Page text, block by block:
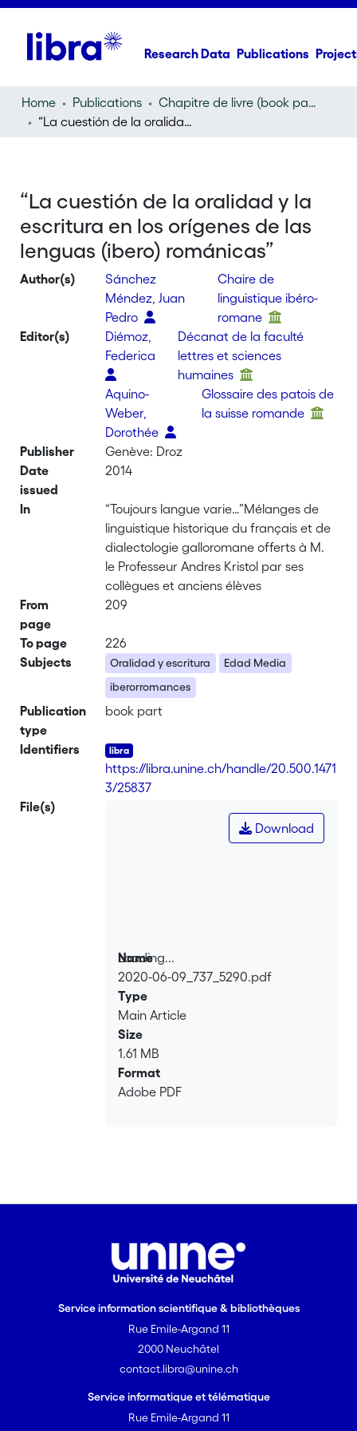
Research Data Publications
Home Publications
Chapitre de livre (book part)
“La cuestión de la oralidad y la escritura en los orígenes de las lenguas (ibero) románicas”
“La cuestión de la oralidad y la
escritura en los orígenes de las
lenguas (ibero) románicas”
Author(s)
Sánchez
Méndez, Juan
Pedro
Chaire de
linguistique ibéro-
romane
Editor(s)
Diémoz,
Federica
Décanat de la faculté
lettres et sciences
humaines
Aquino-
Weber,
Dorothée
Glossaire des patois de
la suisse romande
Publisher
Genève: Droz
Date
issued
2014
In
“Toujours langue varie…”Mélanges de
linguistique historique du français et de
dialectologie galloromane offerts à M.
le Professeur Andres Kristol par ses
collègues et anciens élèves
From
page
209
To page
226
Subjects
Oralidad y escritura
Edad Media
iberorromances
Publication
type
book part
Identifiers
https://libra.unine.ch/handle/20.500.1471
3/25837
File(s)
Loading...
Loading...
Download
Name
2020-06-09_737_5290.pdf
Type
Main Article
Size
1.61 MB
Format
Adobe PDF
Service information scientifique & bibliothèques
Rue Emile-Argand 11
2000 Neuchâtel
contact.libra@unine.ch
Service informatique et télématique
Rue Emile-Argand 11